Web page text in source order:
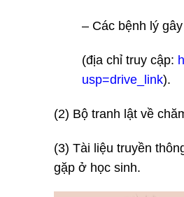
– Các bệnh lý
(địa chỉ truy cập:
usp=drive_link).
(2) Bộ tranh lật về
(3) Tài liệu truyền
gặp ở học sinh.